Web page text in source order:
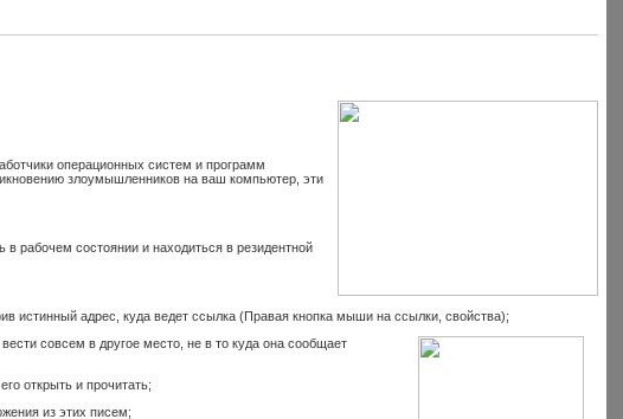
операционных систем и программ
злоумышленников на ваш компьютер, эти
рабочем состоянии и находиться в резидентной
истинный адрес, куда ведет ссылка (Правая кнопка мыши на ссылки, свойства);
совсем в другое место, не в то куда она сообщает
открыть и прочитать;
из этих писем;